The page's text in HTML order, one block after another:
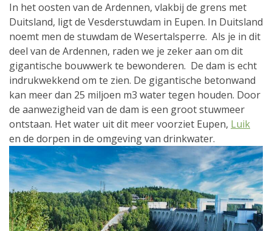
In het oosten van de Ardennen, vlakbij de grens met
Duitsland, ligt de Vesderstuwdam in Eupen. In Duitsland
noemt men de stuwdam de Wesertalsperre. Als je in dit
deel van de Ardennen, raden we je zeker aan om dit
gigantische bouwwerk te bewonderen. De dam is echt
indrukwekkend om te zien. De gigantische betonwand
kan meer dan 25 miljoen m3 water tegen houden. Door
de aanwezigheid van de dam is een groot stuwmeer
ontstaan. Het water uit dit meer voorziet Eupen, Luik
en de dorpen in de omgeving van drinkwater.